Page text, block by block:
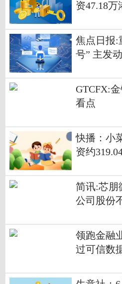
资47.18万
焦点日报:
号” 主发
GTCFX:
看点
快播：小
资约
简讯:芯朋
公司股份
领跑金融
过可信数